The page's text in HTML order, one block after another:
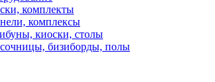
комплекты
комплексы
киоски, столы
бизиборды, полы